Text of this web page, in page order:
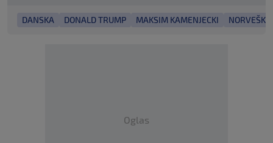
DANSKA DONALD TRUMP MAKSIM KAMENJECKI NORVEŠKA
Oglas